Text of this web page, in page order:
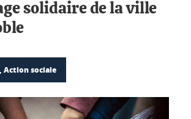
solidaire de la ville
sociale